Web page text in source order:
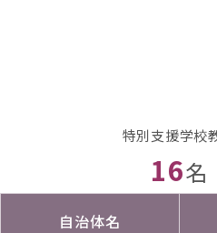
特別支援学校
16名
自治体名